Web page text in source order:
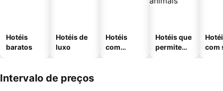
Hotéis
baratos
Hotéis de
luxo
Hotéis
com
Hotéis que
permitem
com
Intervalo de preços